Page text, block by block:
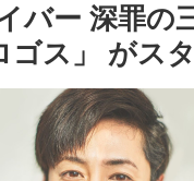
バー 深罪
ス」 がスタ